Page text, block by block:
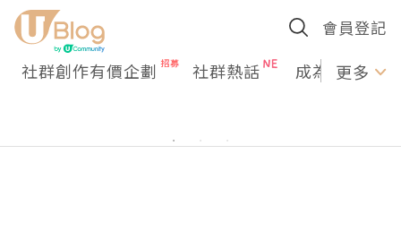
會員登記
社群創作有價企劃 社群熱話 成為U更多